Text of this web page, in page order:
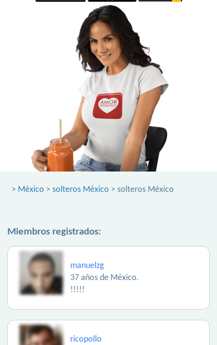
> México > solteros México > solteros México
Miembros registrados:
manuelzg
37 años de México.
!!!!!
ricopollo